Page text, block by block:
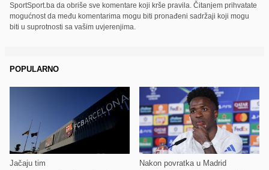
SportSport.ba da obriše sve komentare koji krše pravila. Čitanjem prihvatate
mogućnost da među komentarima mogu biti pronađeni sadržaji koji mogu
biti u suprotnosti sa vašim uvjerenjima.
POPULARNO
Jačaju tim Nakon povratka u Madrid